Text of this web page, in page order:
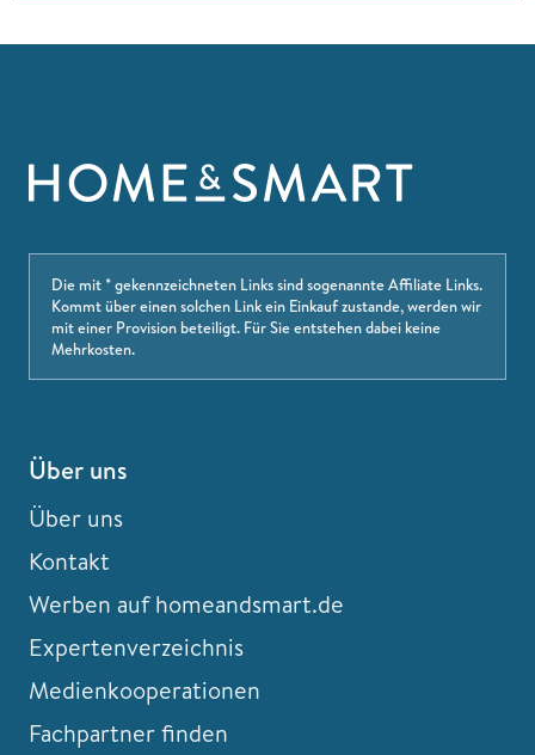
Die mit * gekennzeichneten Links sind sogenannte Affiliate Links.
Kommt über einen solchen Link ein Einkauf zustande, werden wir
mit einer Provision beteiligt. Für Sie entstehen dabei keine
Mehrkosten.
Über uns
Über uns
Kontakt
Werben auf homeandsmart.de
Expertenverzeichnis
Medienkooperationen
Fachpartner finden